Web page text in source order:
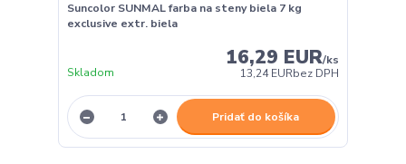
Suncolor SUNMAL farba na steny biela 7 kg
exclusive extr. biela
16,29 EUR/ks
13,24 EURbez DPH
Skladom
Pridať do košíka